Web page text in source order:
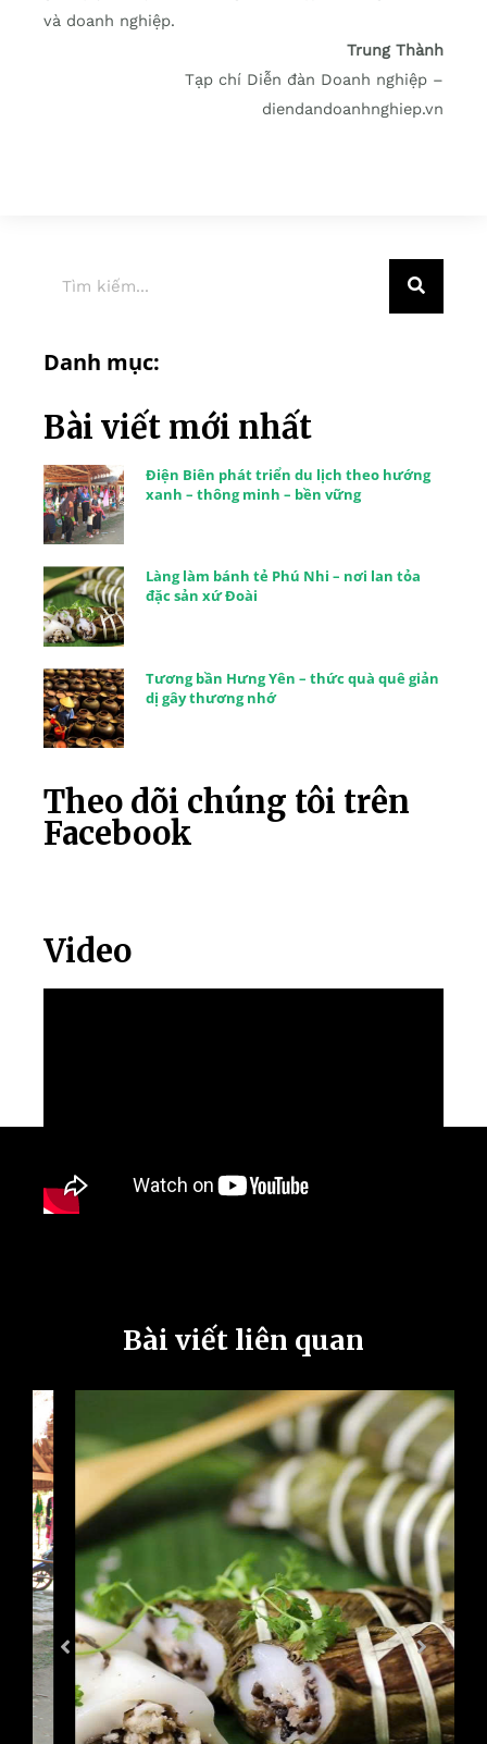
và doanh nghiệp.
Trung Thành
Tạp chí Diễn đàn Doanh nghiệp –
diendandoanhnghiep.vn
Danh mục:
Bài viết mới nhất
Điện Biên phát triển du lịch theo hướng
xanh – thông minh – bền vững
Làng làm bánh tẻ Phú Nhi – nơi lan tỏa
đặc sản xứ Đoài
Tương bần Hưng Yên – thức quà quê giản
dị gây thương nhớ
Theo dõi chúng tôi trên
Facebook
Video
Bài viết liên quan